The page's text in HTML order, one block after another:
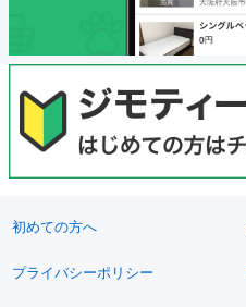
初めての方へ
プライバシーポリシー